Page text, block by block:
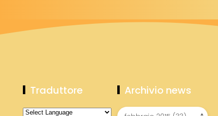
Traduttore Archivio news